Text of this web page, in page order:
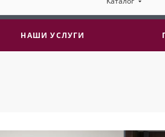
НАШИ УСЛУГИ